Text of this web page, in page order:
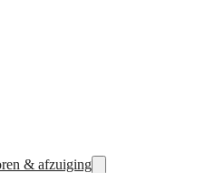
& afzuiging